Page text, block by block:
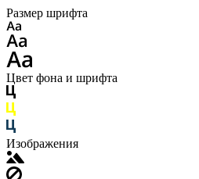
Размер шрифта
Цвет фона и шрифта
Изображения